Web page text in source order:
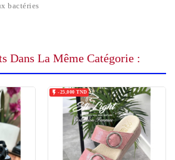
bactéries
Dans La Même Catégorie :
-25,000 TND